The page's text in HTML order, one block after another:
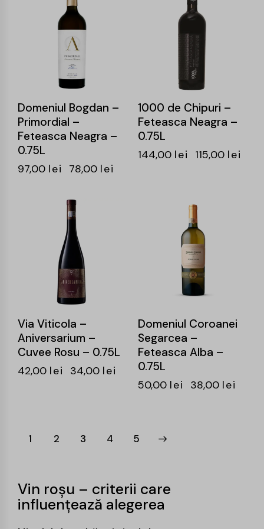
Domeniul Bogdan –
Primordial –
Feteasca Neagra –
0.75L
97,00 lei 78,00 lei
1000 de Chipuri –
Feteasca Neagra –
0.75L
144,00 lei 115,00 lei
Via Viticola –
Aniversarium –
Cuvee Rosu – 0.75L
42,00 lei 34,00 lei
Domeniul Coroanei
Segarcea –
Feteasca Alba –
0.75L
50,00 lei 38,00 lei
1 2 3 4 5
→
Vin roșu – criterii care
influențează alegerea